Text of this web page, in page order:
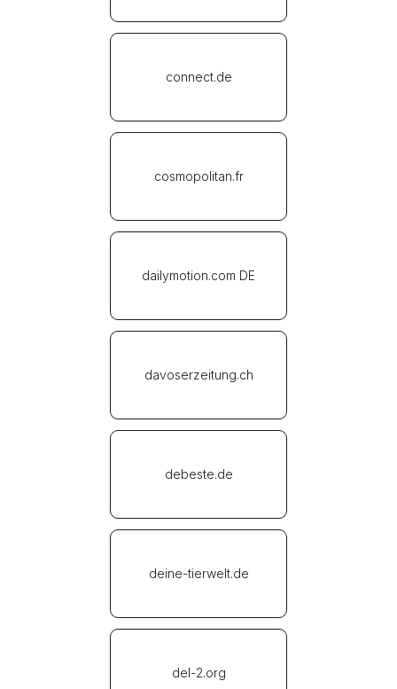
connect.de
cosmopolitan.fr
dailymotion.com DE
davoserzeitung.ch
debeste.de
deine-tierwelt.de
del-2.org